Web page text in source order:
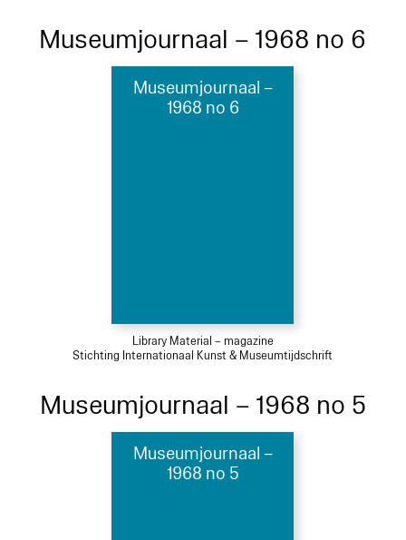
Museumjournaal – 1968 no 6
Museumjournaal –
1968 no 6
Library Material – magazine
Stichting Internationaal Kunst & Museumtijdschrift
Museumjournaal – 1968 no 5
Museumjournaal –
1968 no 5